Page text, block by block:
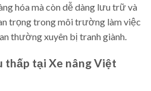
hóa mà còn dễ dàng lưu trữ và
trọng trong môi trường làm việc
thường xuyên bị tranh giành.
thấp tại Xe nâng Việt